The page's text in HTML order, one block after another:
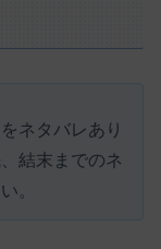
ネタバレあり
結末までのネ
。